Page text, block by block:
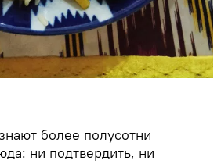
более полусотни
ни подтвердить, ни